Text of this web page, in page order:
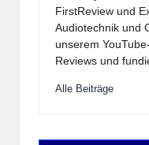
FirstReview und
Audiotechnik und
unserem
Reviews und
Alle Beiträge